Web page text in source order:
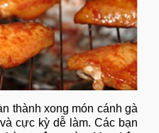
thành xong món cánh gà
cực kỳ dễ làm. Các bạn